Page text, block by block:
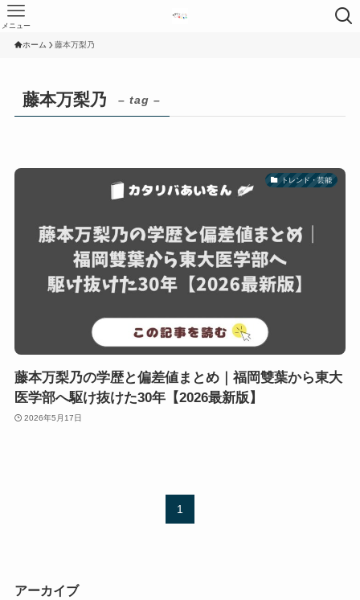
メニュー
ホーム 藤本万梨乃
藤本万梨乃 – tag –
トレンド・芸能
藤本万梨乃の学歴と偏差値まとめ｜福岡雙葉から東大
医学部へ駆け抜けた30年【2026最新版】
2026年5月17日
1
アーカイブ